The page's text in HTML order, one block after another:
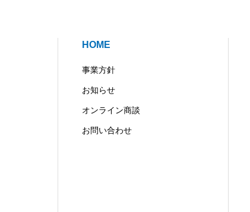
HOME
事業方針
お知らせ
オンライン商談
お問い合わせ